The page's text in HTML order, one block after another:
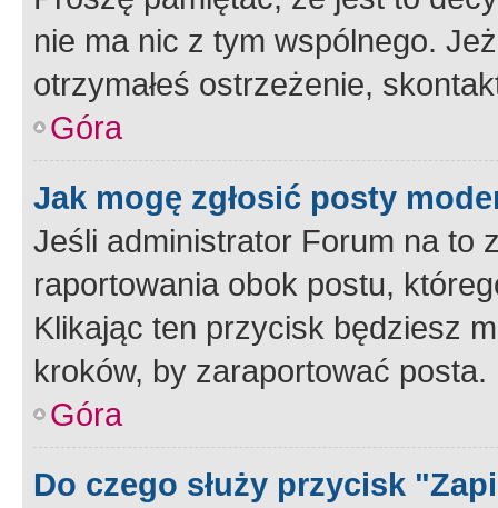
nie ma nic z tym wspólnego.
otrzymałeś ostrzeżenie,
Góra
Jak mogę zgłosić posty
Jeśli administrator Forum na to
raportowania obok postu,
Klikając ten przycisk będziesz
kroków, by zaraportować posta.
Góra
Do czego służy przycisk